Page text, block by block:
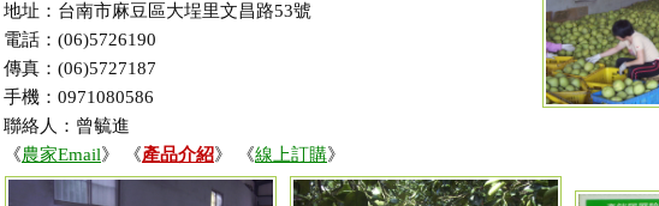
地址：台南市麻豆區大埕里文昌路53號
電話：(06)5726190
傳真：(06)5727187
手機：0971080586
聯絡人：曾毓進
《農家Email》 《產品介紹》 《線上訂購》